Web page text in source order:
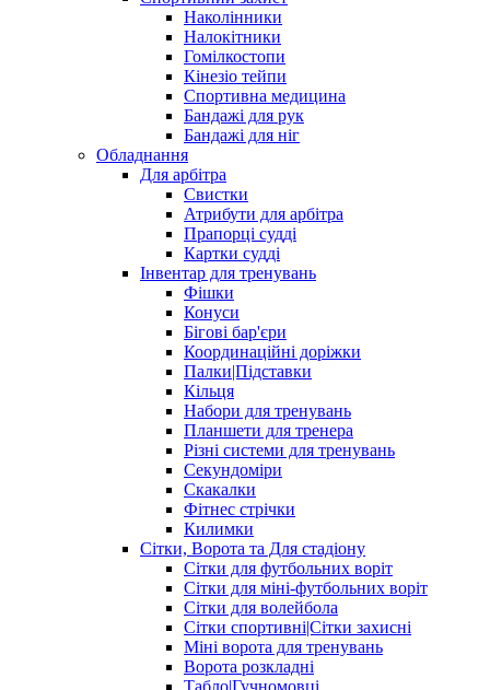
Наколінники
Налокітники
Гомілкостопи
Кінезіо тейпи
Спортивна медицина
Бандажі для рук
Бандажі для ніг
Обладнання
Для арбітра
Свистки
Атрибути для арбітра
Прапорці судді
Картки судді
Інвентар для тренувань
Фішки
Конуси
Бігові бар'єри
Координаційні доріжки
Палки|Підставки
Кільця
Набори для тренувань
Планшети для тренера
Різні системи для тренувань
Секундоміри
Скакалки
Фітнес стрічки
Килимки
Сітки, Ворота та Для стадіону
Сітки для футбольних воріт
Сітки для міні-футбольних воріт
Сітки для волейбола
Сітки спортивні|Cітки захисні
Міні ворота для тренувань
Ворота розкладні
Табло|Гучномовці